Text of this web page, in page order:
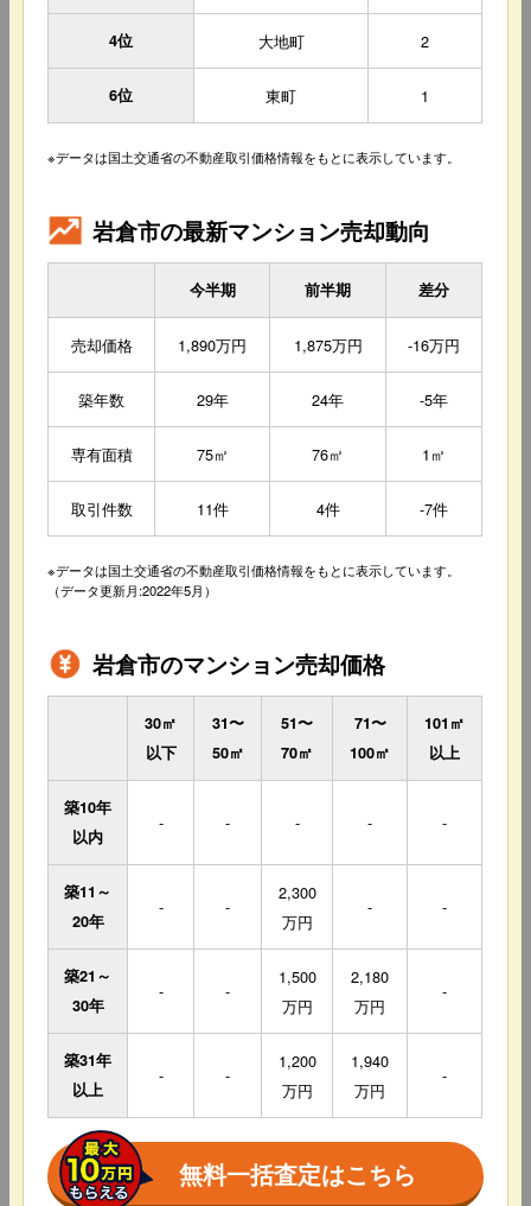
4位 大地町 2
6位 東町 1
※データは国土交通省の不動産取引価格情報をもとに表示しています。
岩倉市の最新マンション売却動向
今半期 前半期 差分
売却価格 1,890万円 1,875万円 -16万円
築年数 29年 24年 -5年
専有面積 75㎡ 76㎡ 1㎡
取引件数 11件 4件 -7件
※データは国土交通省の不動産取引価格情報をもとに表示しています。
（データ更新月:2022年5月）
岩倉市のマンション売却価格
30㎡
以下
31〜
50㎡
51〜
70㎡
71〜
100㎡
101㎡
以上
築10年
以内
- - - - -
築11～
20年
- -
2,300
万円
- -
築21～
30年
- -
1,500
万円
2,180
万円
-
築31年
以上
- -
1,200
万円
1,940
万円
-
無料一括査定はこちら